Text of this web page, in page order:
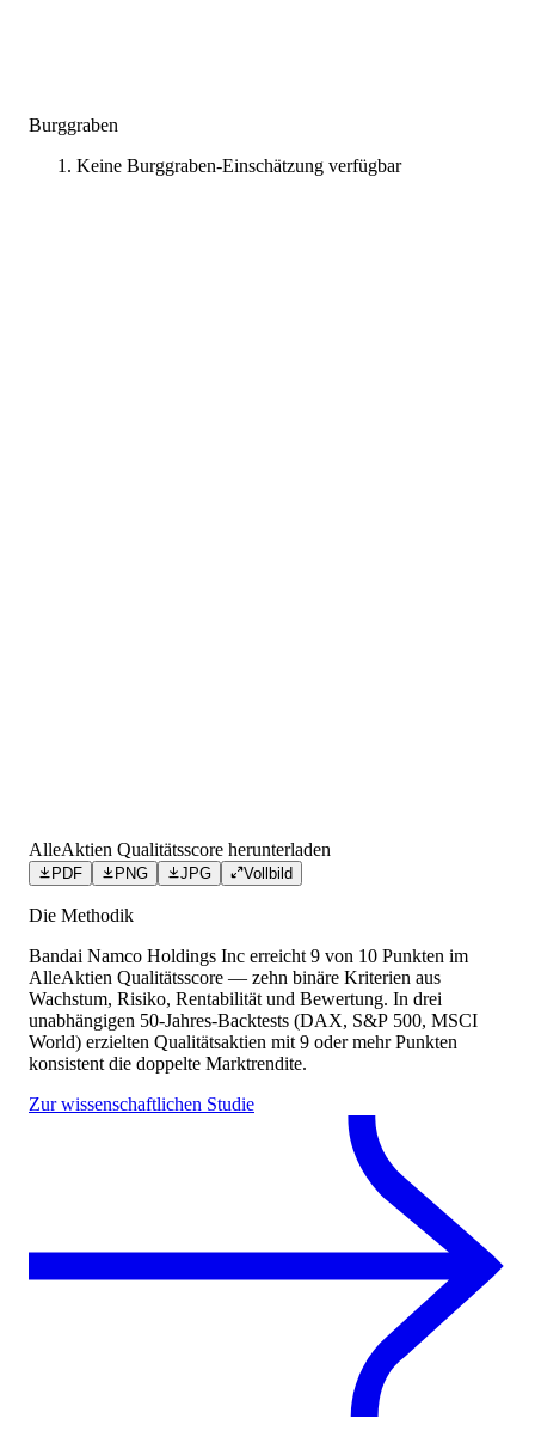
Burggraben
Keine Burggraben-Einschätzung verfügbar
AlleAktien Qualitätsscore herunterladen
PDF PNG JPG Vollbild
Die Methodik
Bandai Namco Holdings Inc erreicht 9 von 10 Punkten im
AlleAktien Qualitätsscore — zehn binäre Kriterien aus
Wachstum, Risiko, Rentabilität und Bewertung. In drei
unabhängigen 50-Jahres-Backtests (DAX, S&P 500, MSCI
World) erzielten Qualitätsaktien mit 9 oder mehr Punkten
konsistent die doppelte Marktrendite.
Zur wissenschaftlichen Studie